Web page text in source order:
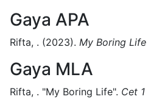
Gaya APA
Rifta, . (2023). My Boring Life
Gaya MLA
Rifta, . "My Boring Life". Cet 1